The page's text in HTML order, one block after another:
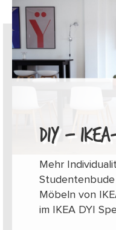
DIY –
Mehr
Möbeln von
im IKEA DYI